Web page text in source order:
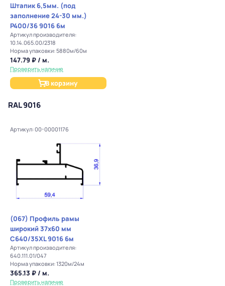
Штапик 6,5мм. (под
заполнение 24-30 мм.)
P400/36 9016 6м
Артикул производителя:
10.14.065.00/2318
Норма упаковки: 5880м/60м
147.79 ₽ / м.
Проверить наличие
В корзину
RAL 9016
Артикул: 00-00001176
(067) Профиль рамы
широкий 37х60 мм
C640/35XL 9016 6м
Артикул производителя:
640.111.01/047
Норма упаковки: 1320м/24м
365.13 ₽ / м.
Проверить наличие